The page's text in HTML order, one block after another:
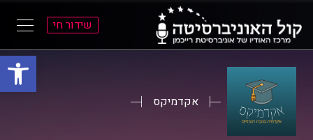
פתח
שידור חי
אקדמיקס